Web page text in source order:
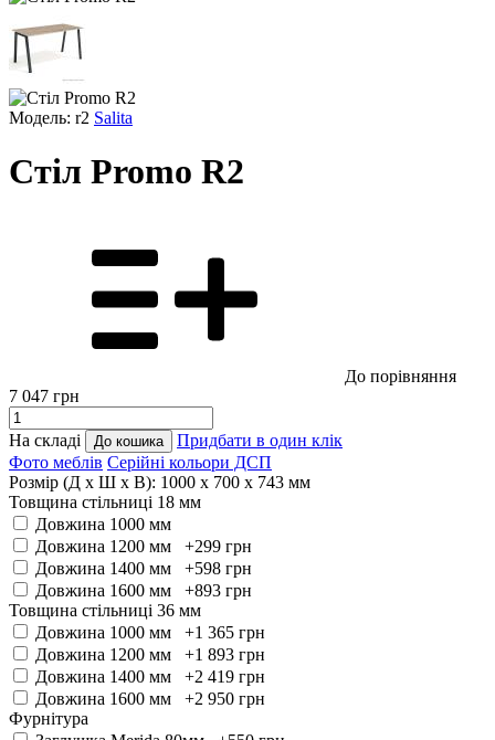
Модель: r2 Salita
Стіл Promo R2
До порівняння
7 047 грн
На складі До кошика
Придбати в один клік
Фото меблів Серійні кольори ДСП
Розмір (Д x Ш x В): 1000 x 700 x 743 мм
Товщина стільниці 18 мм
Довжина 1000 мм
Довжина 1200 мм +299 грн
Довжина 1400 мм +598 грн
Довжина 1600 мм +893 грн
Товщина стільниці 36 мм
Довжина 1000 мм +1 365 грн
Довжина 1200 мм +1 893 грн
Довжина 1400 мм +2 419 грн
Довжина 1600 мм +2 950 грн
Фурнітура